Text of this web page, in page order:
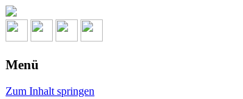
Menü
Zum Inhalt springen